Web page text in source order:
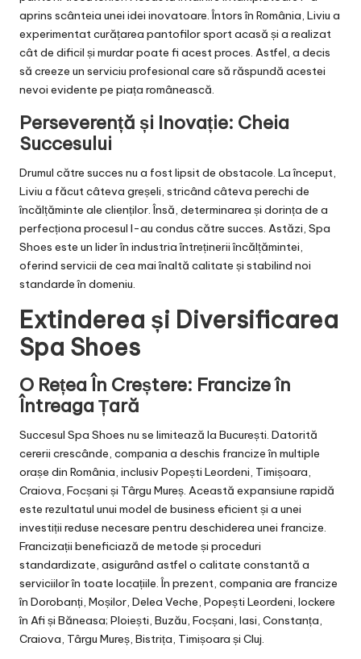
aprins scânteia unei idei inovatoare. Întors în România, Liviu a
experimentat curățarea pantofilor sport acasă și a realizat
cât de dificil și murdar poate fi acest proces. Astfel, a decis
să creeze un serviciu profesional care să răspundă acestei
nevoi evidente pe piața românească.
Perseverență și Inovație: Cheia
Succesului
Drumul către succes nu a fost lipsit de obstacole. La început,
Liviu a făcut câteva greșeli, stricând câteva perechi de
încălțăminte ale clienților. Însă, determinarea și dorința de a
perfecționa procesul l-au condus către succes. Astăzi, Spa
Shoes este un lider în industria întreținerii încălțămintei,
oferind servicii de cea mai înaltă calitate și stabilind noi
standarde în domeniu.
Extinderea și Diversificarea
Spa Shoes
O Rețea În Creștere: Francize în
Întreaga Țară
Succesul Spa Shoes nu se limitează la București. Datorită
cererii crescânde, compania a deschis francize în multiple
orașe din România, inclusiv Popești Leordeni, Timișoara,
Craiova, Focșani și Târgu Mureș. Această expansiune rapidă
este rezultatul unui model de business eficient și a unei
investiții reduse necesare pentru deschiderea unei francize.
Francizații beneficiază de metode și proceduri
standardizate, asigurând astfel o calitate constantă a
serviciilor în toate locațiile. În prezent, compania are francize
în Dorobanți, Moșilor, Delea Veche, Popești Leordeni, lockere
în Afi și Băneasa; Ploiești, Buzău, Focșani, Iasi, Constanța,
Craiova, Târgu Mureș, Bistrița, Timișoara și Cluj.